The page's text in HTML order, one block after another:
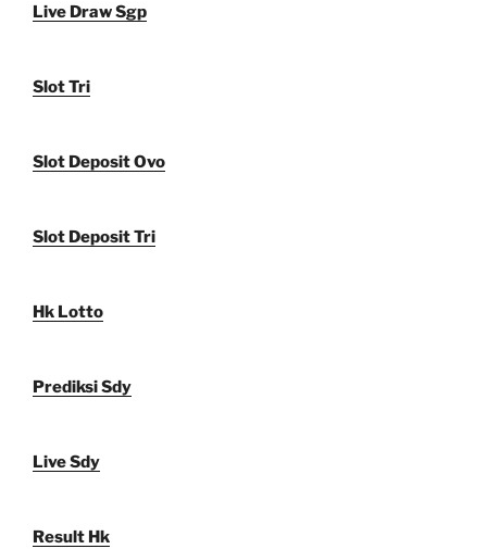
Live Draw Sgp
Slot Tri
Slot Deposit Ovo
Slot Deposit Tri
Hk Lotto
Prediksi Sdy
Live Sdy
Result Hk